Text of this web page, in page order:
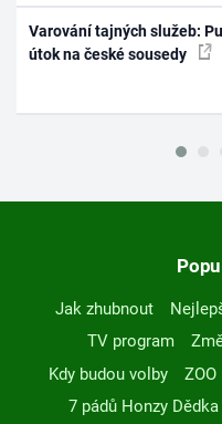
Varování tajných služeb:
útok na české sousedy
Jak zhubnout
TV program
Kdy budou volby
7 pádů Honzy Dědka